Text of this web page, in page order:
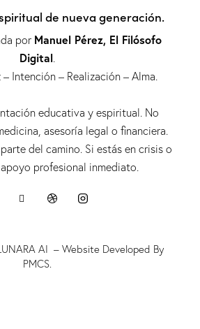
de nueva generación.
por Manuel Pérez, El Filósofo
Digital.
Intención – Realización – Alma.
educativa y espiritual. No
asesoría legal o financiera.
del camino. Si estás en crisis o
profesional inmediato.
AI – Website Developed By
PMCS.